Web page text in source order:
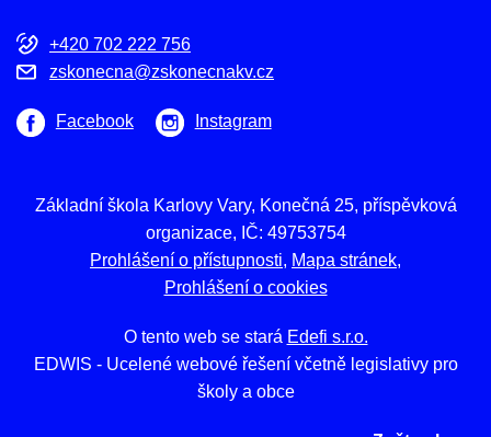
+420 702 222 756
zskonecna@zskonecnakv.cz
Facebook Instagram
Základní škola Karlovy Vary, Konečná 25, příspěvková
organizace, IČ: 49753754
Prohlášení o přístupnosti
Mapa stránek
Prohlášení o cookies
O tento web se stará Edefi s.r.o.
EDWIS - Ucelené webové řešení včetně legislativy pro
školy a obce